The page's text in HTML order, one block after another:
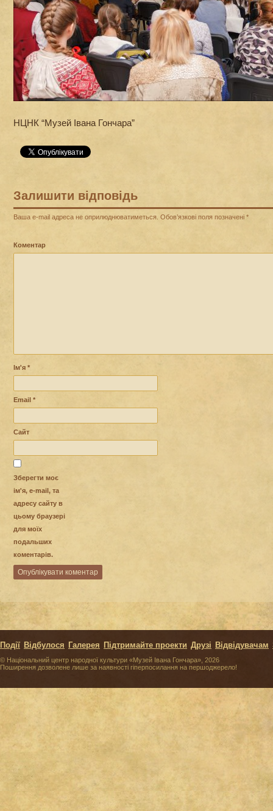
НЦНК “Музей Івана Гончара”
Залишити відповідь
Ваша e-mail адреса не оприлюднюватиметься. Обов’язкові поля позначені *
Коментар
Ім'я *
Email *
Сайт
Зберегти моє
ім'я, e-mail, та
адресу сайту в
цьому браузері
для моїх
подальших
коментарів.
© Національний центр народної культури «Музей Івана Гончара», 2026
Поширення дозволене лише за наявності гіперпосилання на першоджерело!
Події Відбулося Галерея Підтримайте проекти Друзі Відвідувачам